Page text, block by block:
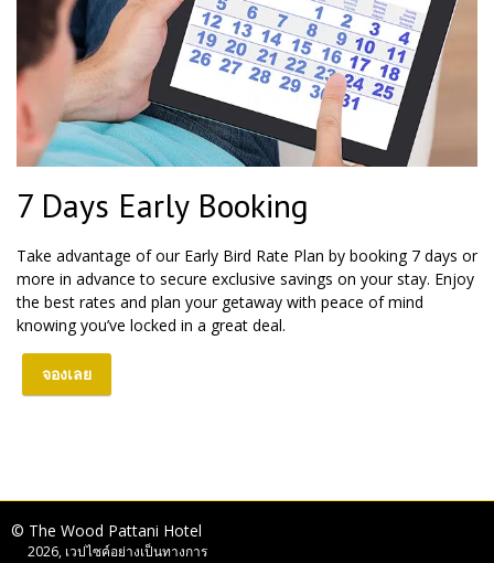
7 Days Early Booking
Take advantage of our Early Bird Rate Plan by booking 7 days or
more in advance to secure exclusive savings on your stay. Enjoy
the best rates and plan your getaway with peace of mind
knowing you’ve locked in a great deal.
จองเลย
© The Wood Pattani Hotel
2026, เวปไซค์อย่างเป็นทางการ